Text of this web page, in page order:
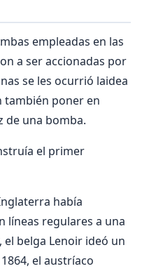
empleadas en las
a ser accionadas por
se les ocurrió laidea
también poner en
de una bomba.
el primer
había
líneas regulares a una
el belga Lenoir ideó un
el austríaco